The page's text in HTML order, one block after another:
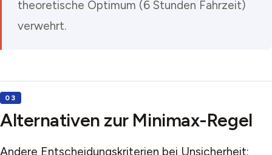
theoretische Optimum (6 Stunden Fahrzeit)
verwehrt.
Alternativen zur Minimax-Regel
Andere Entscheidungskriterien bei Unsicherheit: